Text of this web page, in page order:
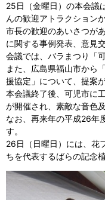
25日（金曜日）の本会議
んの歓迎アトラクション
市長の歓迎のあいさつが
に関する事例発表、意見
会議では、バラまつり「
また、広島県福山市から
援協定」について、提案
本会議終了後、可児市に
が開催され、素敵な音色
なお、再来年の平成26年
す。
26日（日曜日）には、花
ちを代表するばらの記念